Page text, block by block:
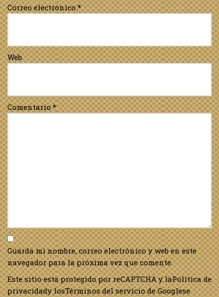
Correo electrónico*
Web
Comentario*
Guarda mi nombre, correo electrónico y web en este
navegador para la próxima vez que comente.
Este sitio esta protegido por reCAPTCHA y laPolítica de
privacidady losTérminos del servicio de Googlese